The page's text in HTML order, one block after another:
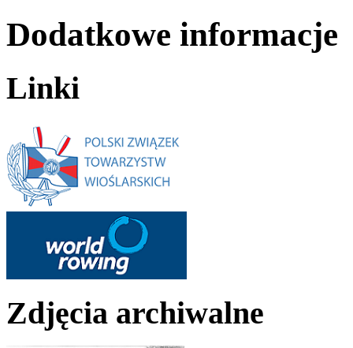
Dodatkowe informacje
Linki
Zdjęcia archiwalne